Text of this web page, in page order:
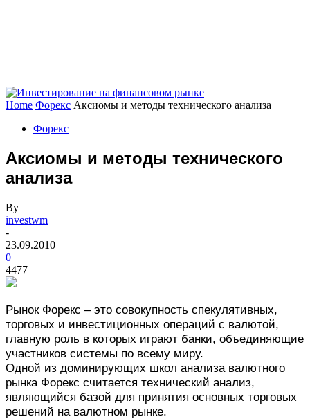
Home Форекс Аксиомы и методы технического анализа
Форекс
Аксиомы и методы технического
анализа
By
investwm
-
23.09.2010
0
4477
Рынок Форекс – это совокупность спекулятивных,
торговых и инвестиционных операций с валютой,
главную роль в которых играют банки, объединяющие
участников системы по всему миру.
Одной из доминирующих школ анализа валютного
рынка Форекс считается технический анализ,
являющийся базой для принятия основных торговых
решений на валютном рынке.